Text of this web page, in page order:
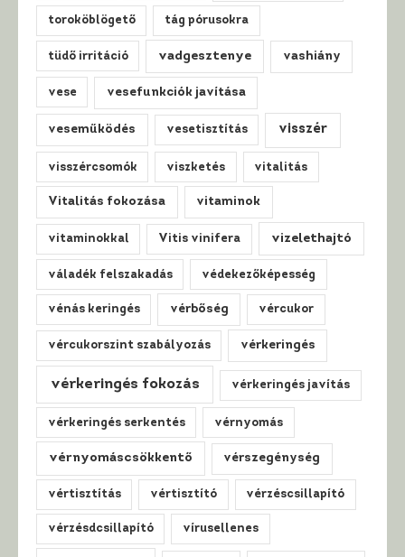
toroköblögető tág pórusokra
tüdő irritáció vadgesztenye vashiány
vese vesefunkciók javítása
veseműködés vesetisztítás visszér
visszércsomók viszketés vitalitás
Vitalitás fokozása vitaminok
vitaminokkal Vitis vinifera vizelethajtó
váladék felszakadás védekezőképesség
vénás keringés vérbőség vércukor
vércukorszint szabályozás vérkeringés
vérkeringés fokozás vérkeringés javítás
vérkeringés serkentés vérnyomás
vérnyomáscsökkentő vérszegénység
vértisztítás vértisztító vérzéscsillapító
vérzésdcsillapító vírusellenes